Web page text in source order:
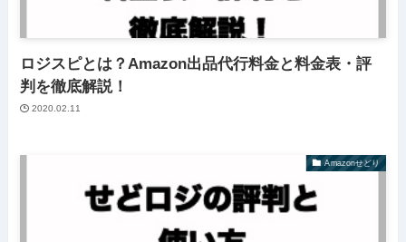
ロジスピとは？Amazon出品代行料金と料金表・評
判を徹底解説！
2020.02.11
Amazonせどり